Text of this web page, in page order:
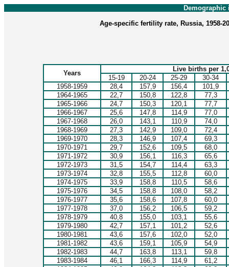
Age-specific fertility rate, Russia, 1958-
Years
Live births per
15-19
20-24 25-29
30-34
1958-1959
28,4 157,9 156,4
101,9
1964-1965
22,7 150,8 122,8
77,3
1965-1966
24,7 150,3 120,1
77,7
1966-1967
25,6 147,8 114,9
77,0
1967-1968
26,0 143,1 110,9
74,0
1968-1969
27,3 142,9 109,0
72,4
1969-1970
28,3 146,9 107,4
69,3
1970-1971
29,7 152,6 109,5
68,0
1971-1972
30,9 156,1 116,3
65,6
1972-1973
31,5 154,7 114,4
63,3
1973-1974
32,8 155,5 112,8
60,0
1974-1975
33,9 158,8 110,5
58,6
1975-1976
34,5 158,8 108,0
58,2
1976-1977
35,6 158,6 107,8
60,0
1977-1978
37,0 156,2 106,5
59,2
1978-1979
40,8 155,0 103,1
55,6
1979-1980
42,7 157,1 101,2
52,6
1980-1981
43,6 157,6 102,0
52,0
1981-1982
43,6 159,1 105,9
54,9
1982-1983
44,7 163,8 113,1
59,8
1983-1984
46,1 166,3 114,9
61,2